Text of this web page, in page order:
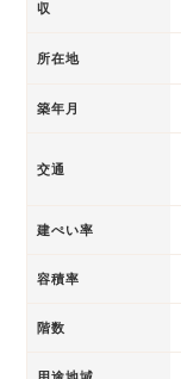
収
所在地
築年月
交通
建ぺい率
容積率
階数